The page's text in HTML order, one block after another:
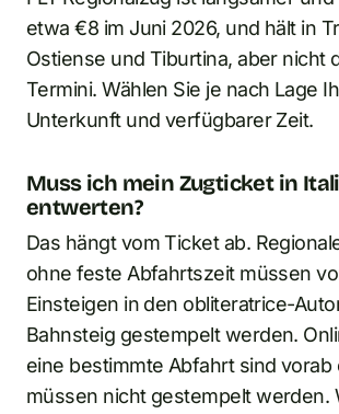
etwa €8 im Juni 2026, und hält in
Ostiense und Tiburtina, aber nicht
Termini. Wählen Sie je nach Lage
Unterkunft und verfügbarer Zeit.
Muss ich mein Zugticket in
entwerten?
Das hängt vom Ticket ab.
ohne feste Abfahrtszeit müssen
Einsteigen in den obliteratrice-
Bahnsteig gestempelt werden.
eine bestimmte Abfahrt sind
müssen nicht gestempelt werden.